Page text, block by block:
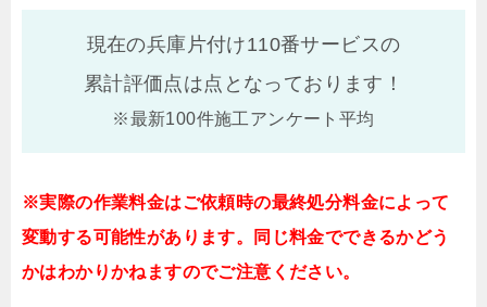
現在の兵庫片付け110番サービスの
累計評価点は点となっております！
※最新100件施工アンケート平均
※実際の作業料金はご依頼時の最終処分料金によって
変動する可能性があります。同じ料金でできるかどう
かはわかりかねますのでご注意ください。